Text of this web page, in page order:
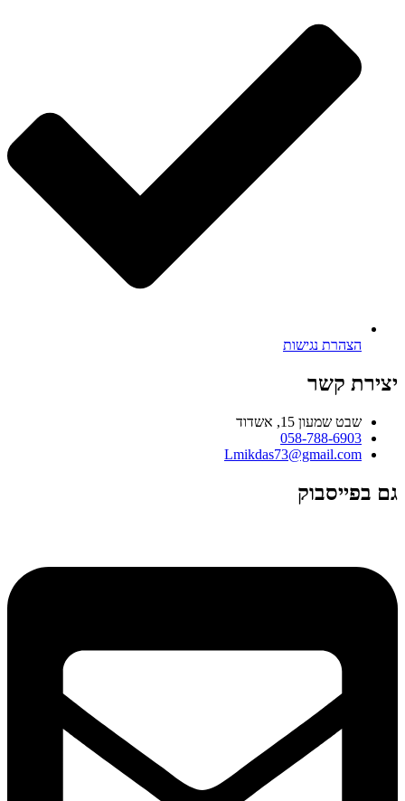
הצהרת נגישות
יצירת קשר
שבט שמעון 15, אשדוד
058-788-6903
Lmikdas73@gmail.com
גם בפייסבוק